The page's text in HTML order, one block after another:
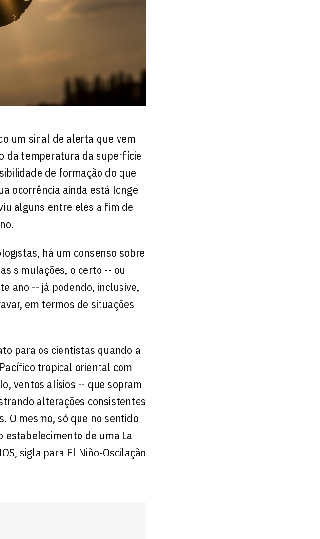
um sinal de alerta que vem
da temperatura da superfície
de formação do que
ocorrência ainda está longe
alguns entre eles a fim de
há um consenso sobre
simulações, o certo -- ou
ano -- já podendo, inclusive,
em termos de situações
para os cientistas quando a
tropical oriental com
ventos alísios -- que sopram
alterações consistentes
O mesmo, só que no sentido
estabelecimento de uma La
sigla para El Niño-Oscilação